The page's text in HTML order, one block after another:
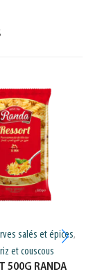
salés et épices,
et couscous
500G RANDA